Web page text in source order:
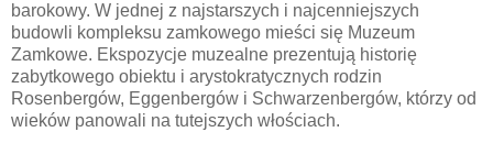
barokowy. W jednej z najstarszych i najcenniejszych
budowli kompleksu zamkowego mieści się Muzeum
Zamkowe. Ekspozycje muzealne prezentują historię
zabytkowego obiektu i arystokratycznych rodzin
Rosenbergów, Eggenbergów i Schwarzenbergów, którzy od
wieków panowali na tutejszych włościach.